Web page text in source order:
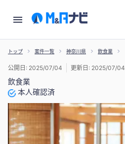
トップ 案件一覧 神奈川県 飲食業
飲食業
本人確認済
公開日: 2025/07/04 更新日: 2025/07/04